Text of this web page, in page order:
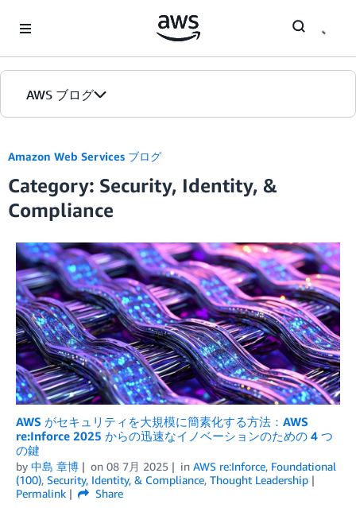
AWS ブログ
カテゴリ
エディション
Amazon Web Services ブログ
Category: Security, Identity, &
Compliance
AWS がセキュリティを大規模に簡素化する方法：AWS
re:Inforce 2025 からの迅速なイノベーションのための 4 つ
の鍵
by 中島 章博 on 08 7月 2025 in AWS re:Inforce, Foundational
(100), Security, Identity, & Compliance, Thought Leadership
Permalink
Share